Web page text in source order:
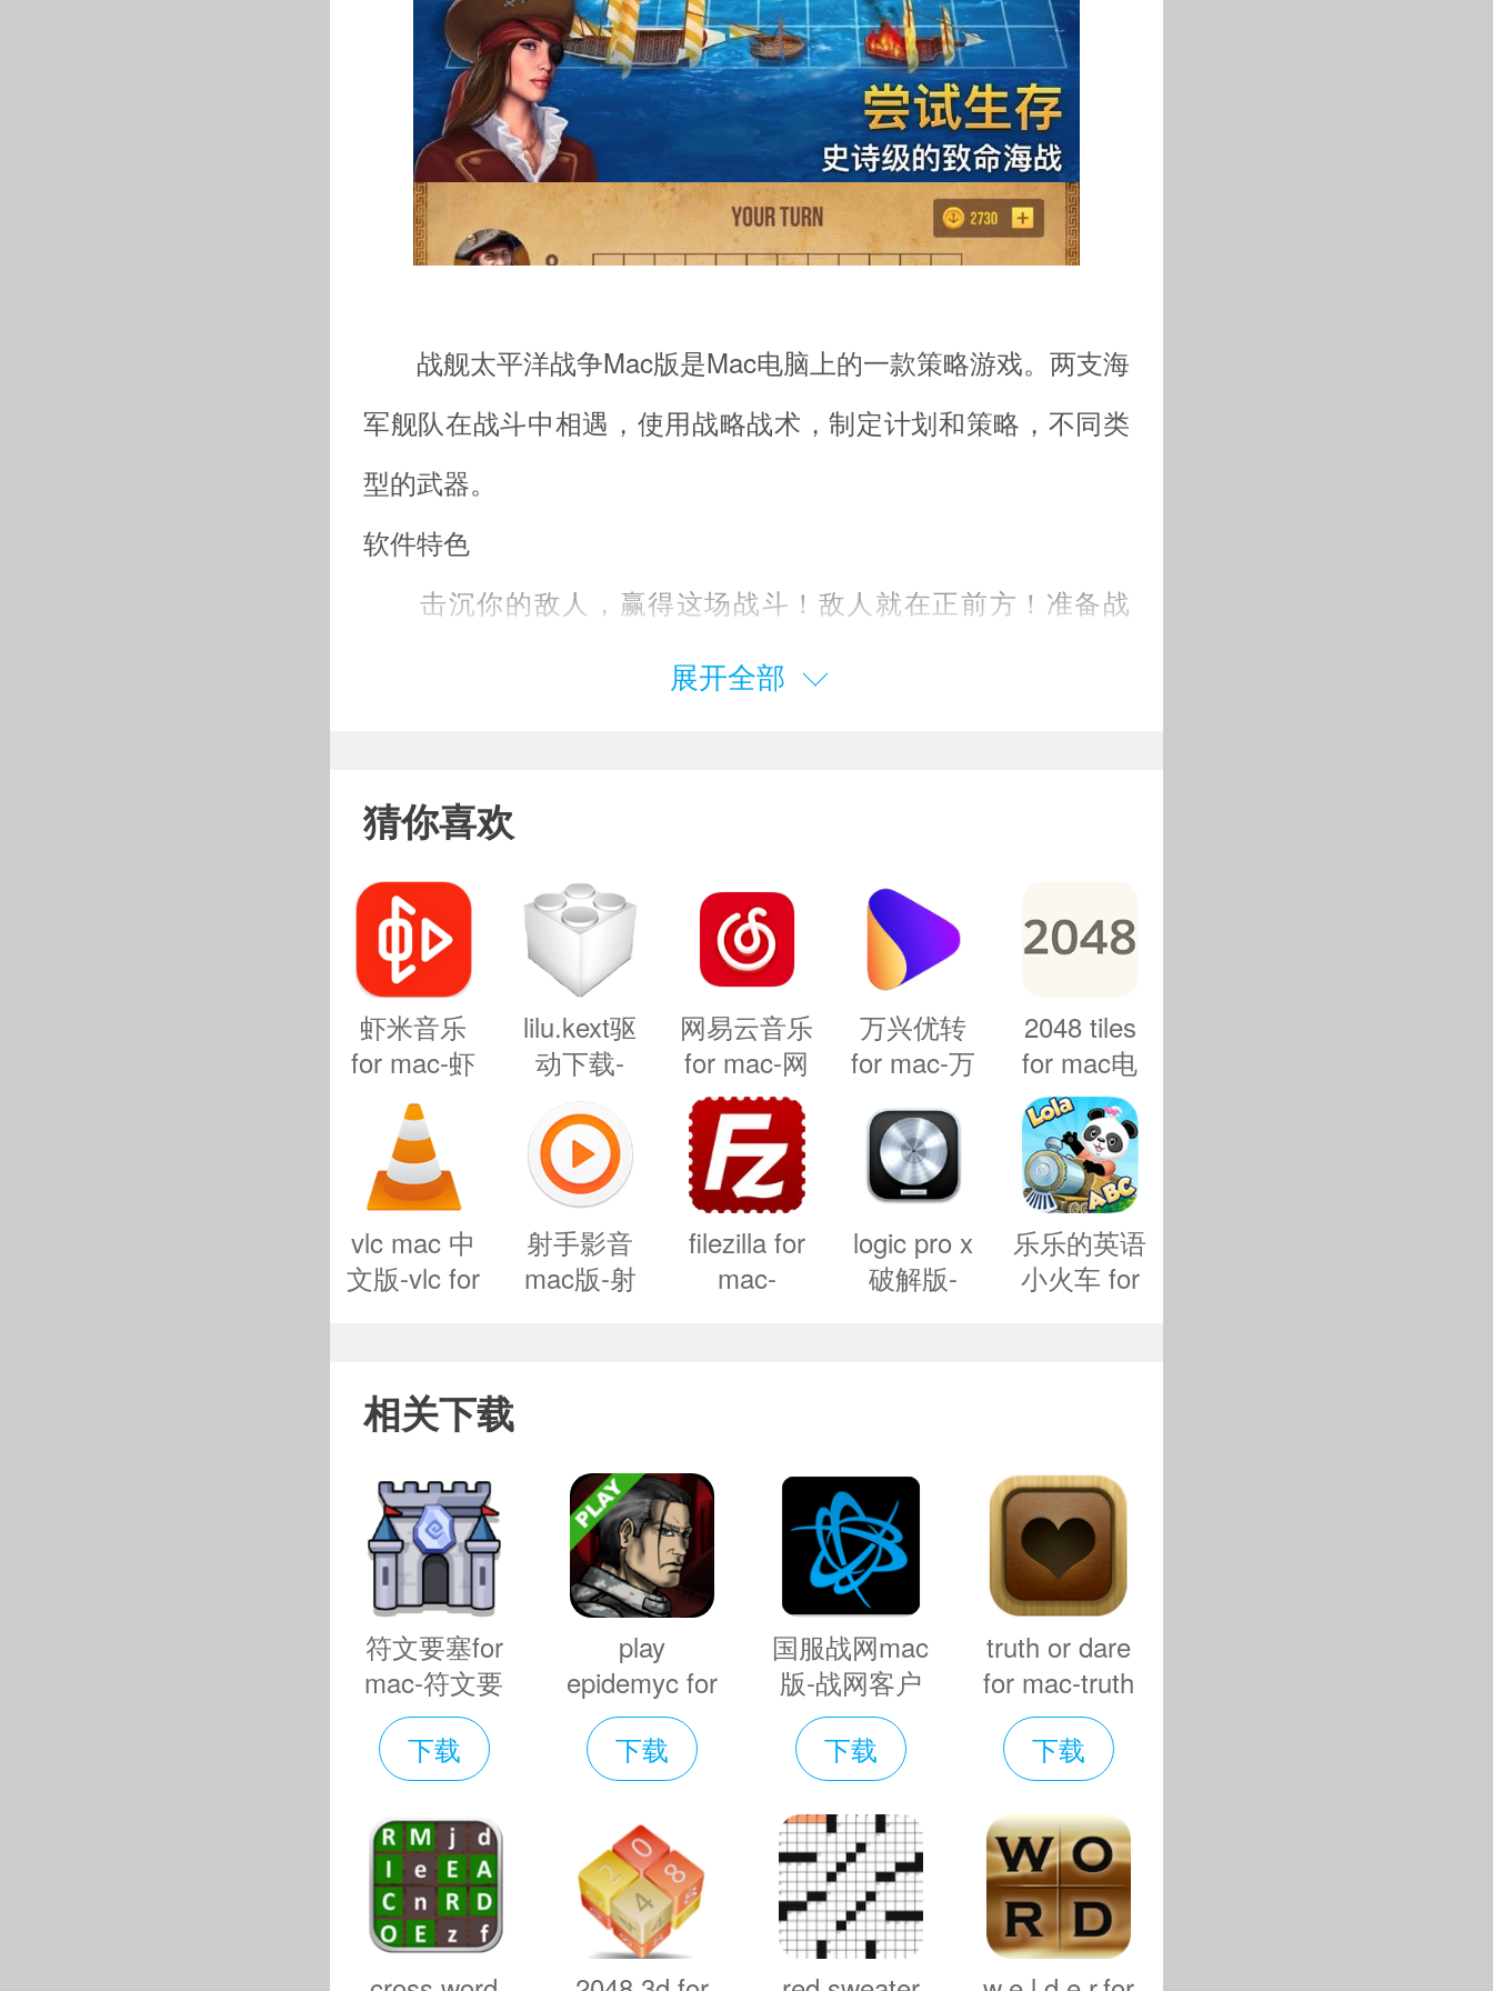
战舰太平洋战争Mac版是Mac电脑上的一款策略游戏。两支海
军舰队在战斗中相遇，使用战略战术，制定计划和策略，不同类
型的武器。
软件特色
击沉你的敌人，赢得这场战斗！敌人就在正前方！准备战
入战斗，思考你的战术和战略，智胜敌人，赢得海战！
战列舰，胜利。思考你的战术和战略，明智地安置你的舰队，搞
清楚敌人的战术，并赢得战斗！
各个时代的军舰
展开全部
猜你喜欢
虾米音乐
for mac-虾
米音乐mac
版下载
v7.5.8
lilu.kext驱
动下载-
lilu.kext驱
动下载
v1.6.2
网易云音乐
for mac-网
易云音乐
mac版下载
v2.3.11.900
万兴优转
for mac-万
兴优转mac
版下载
v13.0.1
2048 tiles
for mac电
脑版-2048
tiles mac版
下载 v1.5
vlc mac 中
文版-vlc for
射手影音
mac版-射
filezilla for
mac-
logic pro x
破解版-
乐乐的英语
小火车 for
相关下载
符文要塞for
mac-符文要
塞mac版下载
v1.0
下载
play
epidemyc for
mac-play
epidemyc
mac版下载
v1.0
下载
国服战网mac
版-战网客户
端mac版预约
下载
v2.7.0.13177
下载
truth or dare
for mac-truth
or dare mac
版下载 v1.0
下载